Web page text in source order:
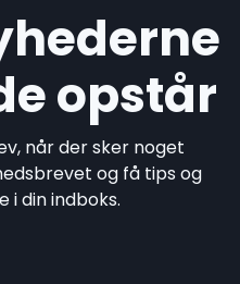
opstår
når der sker noget
og få tips og
i din indboks.